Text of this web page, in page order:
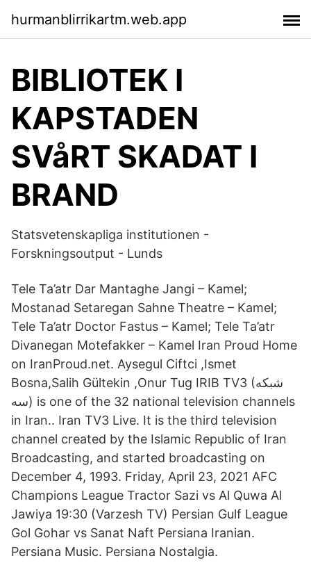
hurmanblirrikartm.web.app
BIBLIOTEK I
KAPSTADEN
SVåRT SKADAT I
BRAND
Statsvetenskapliga institutionen -
Forskningsoutput - Lunds
Tele Ta’atr Dar Mantaghe Jangi – Kamel;
Mostanad Setaregan Sahne Theatre – Kamel;
Tele Ta’atr Doctor Fastus – Kamel; Tele Ta’atr
Divanegan Motefakker – Kamel Iran Proud Home
on IranProud.net. Aysegul Ciftci ,Ismet
Bosna,Salih Gültekin ,Onur Tug IRIB TV3 (شبکه
سه) is one of the 32 national television channels
in Iran.. Iran TV3 Live. It is the third television
channel created by the Islamic Republic of Iran
Broadcasting, and started broadcasting on
December 4, 1993. Friday, April 23, 2021 AFC
Champions League Tractor Sazi vs Al Quwa Al
Jawiya 19:30 (Varzesh TV) Persian Gulf League
Gol Gohar vs Sanat Naft Persiana Iranian.
Persiana Music. Persiana Nostalgia.